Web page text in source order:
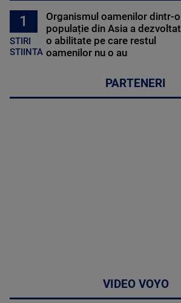
1
STIRI
STIINTA
Organismul oamenilor dintr-o
populație din Asia a dezvoltat
o abilitate pe care restul
oamenilor nu o au
PARTENERI
VIDEO VOYO